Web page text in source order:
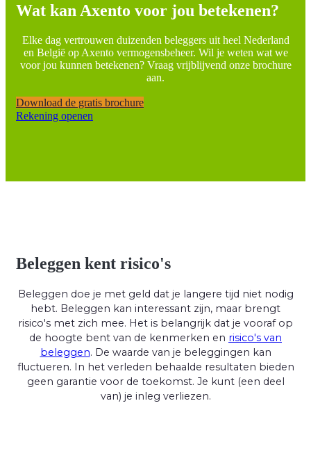
Wat kan Axento voor jou betekenen?
Elke dag vertrouwen duizenden beleggers uit heel Nederland
en België op Axento vermogensbeheer. Wil je weten wat we
voor jou kunnen betekenen? Vraag vrijblijvend onze brochure
aan.
Download de gratis brochure
Rekening openen
Beleggen kent risico's
Beleggen doe je met geld dat je langere tijd niet nodig
hebt. Beleggen kan interessant zijn, maar brengt
risico's met zich mee. Het is belangrijk dat je vooraf op
de hoogte bent van de kenmerken en risico's van
beleggen. De waarde van je beleggingen kan
fluctueren. In het verleden behaalde resultaten bieden
geen garantie voor de toekomst. Je kunt (een deel
van) je inleg verliezen.